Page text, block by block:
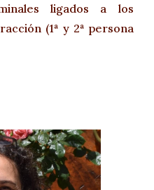
ligados a los
(1ª y 2ª persona